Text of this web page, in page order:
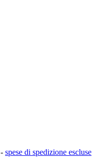
- spese di spedizione escluse